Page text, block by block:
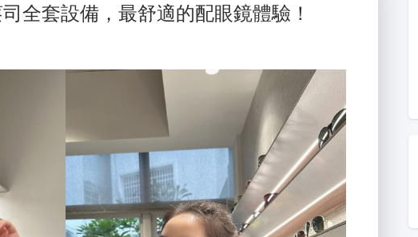
全套設備，最舒適的配眼鏡體驗！
台南油漆 台南油漆行 台南油漆工程